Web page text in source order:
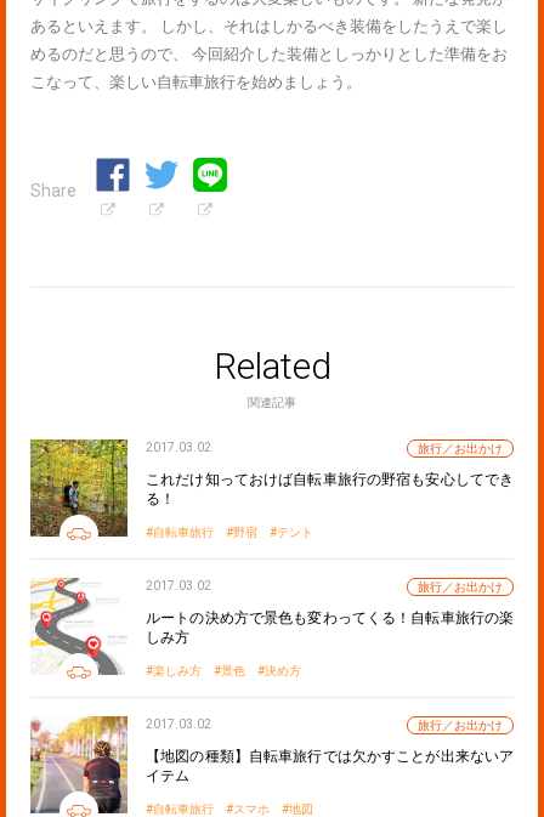
あるといえます。 しかし、それはしかるべき装備をしたうえで楽し
めるのだと思うので、 今回紹介した装備としっかりとした準備をお
こなって、楽しい自転車旅行を始めましょう。
Share
Related
関連記事
2017.03.02 旅行／お出かけ
これだけ知っておけば自転車旅行の野宿も安心してでき
る！
自転車旅行 野宿 テント
2017.03.02 旅行／お出かけ
ルートの決め方で景色も変わってくる！自転車旅行の楽
しみ方
楽しみ方 景色 決め方
2017.03.02 旅行／お出かけ
【地図の種類】自転車旅行では欠かすことが出来ないア
イテム
自転車旅行 スマホ 地図